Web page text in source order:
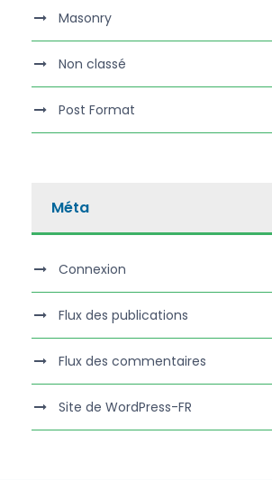
Masonry
Non classé
Post Format
Méta
Connexion
Flux des publications
Flux des commentaires
Site de WordPress-FR